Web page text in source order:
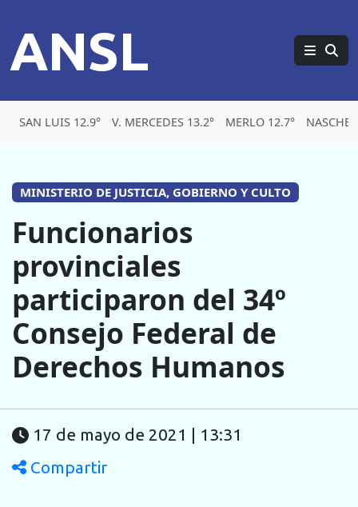
ANSL
SAN LUIS 12.9° V. MERCEDES 13.2° MERLO 12.7°
MINISTERIO DE JUSTICIA, GOBIERNO Y CULTO
Funcionarios
provinciales
participaron del 34º
Consejo Federal de
Derechos Humanos
17 de mayo de 2021 | 13:31
Compartir